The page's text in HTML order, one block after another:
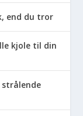
end du tror
kjole til din